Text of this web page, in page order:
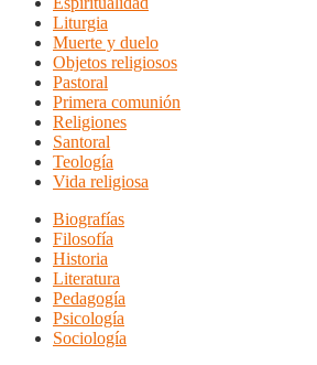
Liturgia
Muerte y duelo
Objetos religiosos
Pastoral
Primera comunión
Religiones
Santoral
Teología
Vida religiosa
Biografías
Filosofía
Historia
Literatura
Pedagogía
Psicología
Sociología